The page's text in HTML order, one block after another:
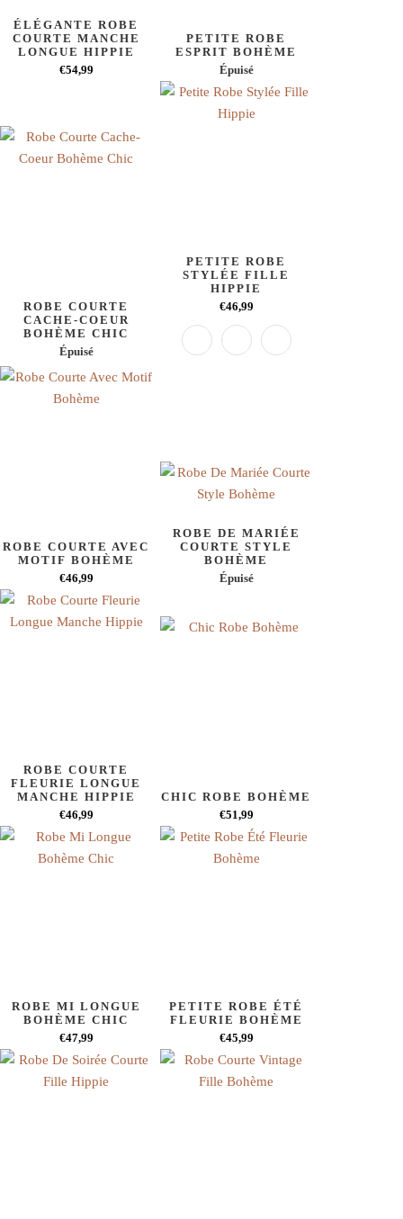
ÉLÉGANTE ROBE
COURTE MANCHE
LONGUE HIPPIE
€54,99
PETITE ROBE
ESPRIT BOHÈME
Épuisé
ROBE COURTE
CACHE-COEUR
BOHÈME CHIC
Épuisé
PETITE ROBE
STYLÉE FILLE
HIPPIE
€46,99
ROBE COURTE AVEC
MOTIF BOHÈME
€46,99
ROBE DE MARIÉE
COURTE STYLE
BOHÈME
Épuisé
ROBE COURTE
FLEURIE LONGUE
MANCHE HIPPIE
€46,99
CHIC ROBE BOHÈME
€51,99
ROBE MI LONGUE
BOHÈME CHIC
€47,99
PETITE ROBE ÉTÉ
FLEURIE BOHÈME
€45,99